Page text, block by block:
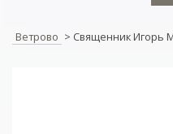
Ветрово > Священник Игорь